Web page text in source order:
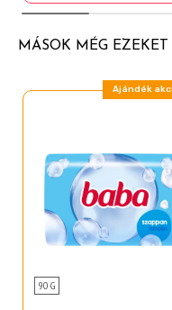
MÁSOK MÉG
Ajándék
90 G